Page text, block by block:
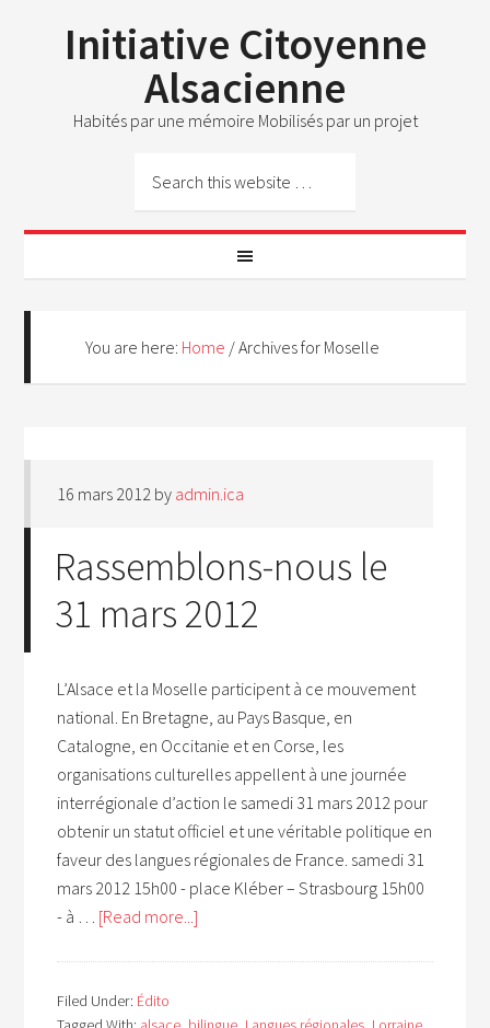
Initiative Citoyenne
Alsacienne
Habités par une mémoire Mobilisés par un projet
You are here: Home /Archives for Moselle
16 mars 2012 by admin.ica
Rassemblons-nous le
31 mars 2012
L’Alsace et la Moselle participent à ce mouvement
national. En Bretagne, au Pays Basque, en
Catalogne, en Occitanie et en Corse, les
organisations culturelles appellent à une journée
interrégionale d’action le samedi 31 mars 2012 pour
obtenir un statut officiel et une véritable politique en
faveur des langues régionales de France. samedi 31
mars 2012 15h00 - place Kléber – Strasbourg 15h00
- à … [Read more...]
Filed Under: Édito